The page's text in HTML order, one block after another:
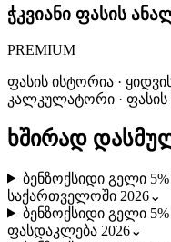
ჭკვიანი ფასის
PREMIUM
ფასის ისტორია ·
კალკულატორი · ფასის
ხშირად
ბენზოქსიდი გელი
საქართველოში 2026⌄
ბენზოქსიდი გელი
ფასდაკლება 2026⌄